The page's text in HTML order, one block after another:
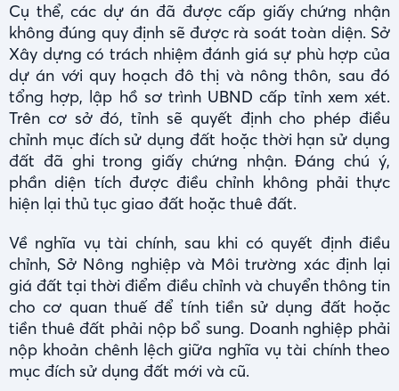
Cụ thể, các dự án đã được cấp giấy chứng nhận
không đúng quy định sẽ được rà soát toàn diện. Sở
Xây dựng có trách nhiệm đánh giá sự phù hợp của
dự án với quy hoạch đô thị và nông thôn, sau đó
tổng hợp, lập hồ sơ trình UBND cấp tỉnh xem xét.
Trên cơ sở đó, tỉnh sẽ quyết định cho phép điều
chỉnh mục đích sử dụng đất hoặc thời hạn sử dụng
đất đã ghi trong giấy chứng nhận. Đáng chú ý,
phần diện tích được điều chỉnh không phải thực
hiện lại thủ tục giao đất hoặc thuê đất.
Về nghĩa vụ tài chính, sau khi có quyết định điều
chỉnh, Sở Nông nghiệp và Môi trường xác định lại
giá đất tại thời điểm điều chỉnh và chuyển thông tin
cho cơ quan thuế để tính tiền sử dụng đất hoặc
tiền thuê đất phải nộp bổ sung. Doanh nghiệp phải
nộp khoản chênh lệch giữa nghĩa vụ tài chính theo
mục đích sử dụng đất mới và cũ.